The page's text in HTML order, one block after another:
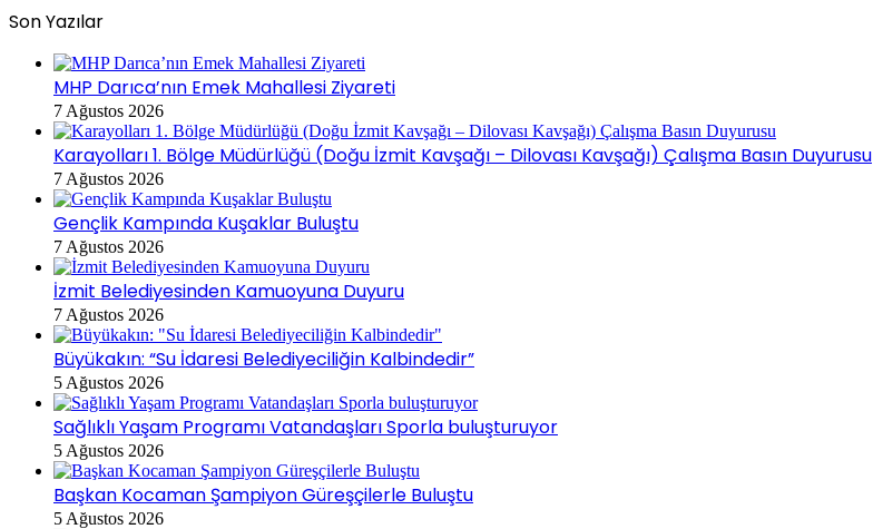
Son Yazılar
MHP Darıca’nın Emek Mahallesi Ziyareti
7 Ağustos 2026
Karayolları 1. Bölge Müdürlüğü (Doğu İzmit Kavşağı – Dilovası Kavşağı) Çalışma Basın Duyurusu
7 Ağustos 2026
Gençlik Kampında Kuşaklar Buluştu
7 Ağustos 2026
İzmit Belediyesinden Kamuoyuna Duyuru
7 Ağustos 2026
Büyükakın: “Su İdaresi Belediyeciliğin Kalbindedir”
5 Ağustos 2026
Sağlıklı Yaşam Programı Vatandaşları Sporla buluşturuyor
5 Ağustos 2026
Başkan Kocaman Şampiyon Güreşçilerle Buluştu
5 Ağustos 2026